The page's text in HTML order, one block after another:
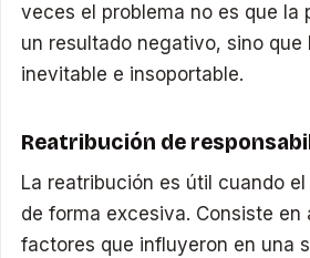
veces el problema no es que la
un resultado negativo, sino que
inevitable e insoportable.
Reatribución de
La reatribución es útil cuando
de forma excesiva. Consiste en
factores que influyeron en una